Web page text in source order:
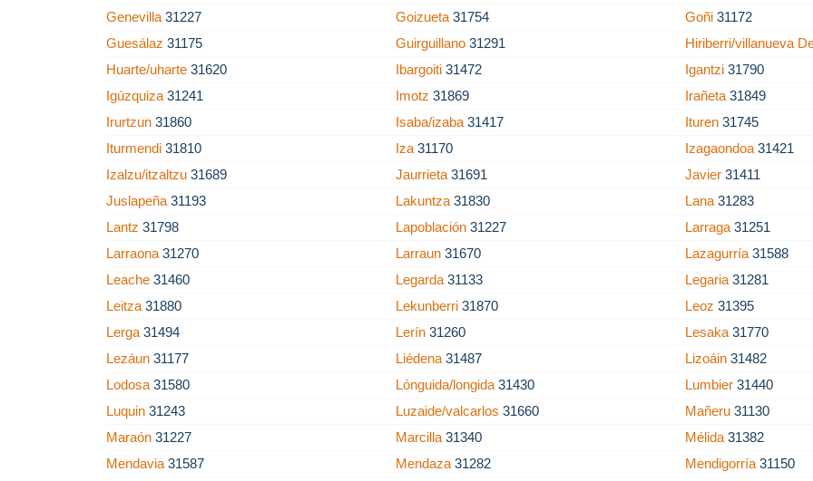
Genevilla 31227 Goizueta31754 Goñi31172
Guesálaz 31175 Guirguillano31291
Hiriberri/villanueva
Huarte/uharte 31620 Ibargoiti31472 Igantzi31790
Igúzquiza 31241 Imotz31869 Irañeta31849
Irurtzun 31860 Isaba/izaba31417 Ituren31745
Iturmendi 31810 Iza31170 Izagaondoa31421
Izalzu/itzaltzu 31689 Jaurrieta31691 Javier31411
Juslapeña 31193 Lakuntza31830 Lana31283
Lantz 31798 Lapoblación31227 Larraga31251
Larraona 31270 Larraun31670 Lazagurría31588
Leache 31460 Legarda31133 Legaria31281
Leitza 31880 Lekunberri31870 Leoz31395
Lerga 31494 Lerín31260 Lesaka31770
Lezáun 31177 Liédena31487 Lizoáin31482
Lodosa 31580 Lónguida/longida31430 Lumbier31440
Luquin 31243 Luzaide/valcarlos31660 Mañeru31130
Maraón 31227 Marcilla31340 Mélida31382
Mendavia 31587 Mendaza31282 Mendigorría31150